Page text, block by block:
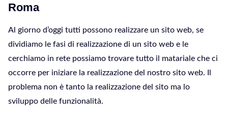
Roma
Al giorno d’oggi tutti possono realizzare un sito web, se
dividiamo le fasi di realizzazione di un sito web e le
cerchiamo in rete possiamo trovare tutto il matariale che ci
occorre per iniziare la realizzazione del nostro sito web. Il
problema non è tanto la realizzazione del sito ma lo
sviluppo delle funzionalità.